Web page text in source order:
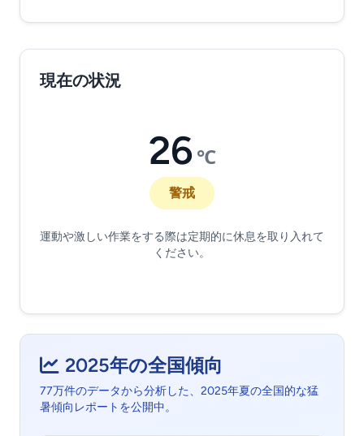
現在の状況
26 ℃
警戒
運動や激しい作業をする際は定期的に休息を取り入れて
ください。
2025年の全国傾向
77万件のデータから分析した、2025年夏の全国的な猛
暑傾向レポートを公開中。